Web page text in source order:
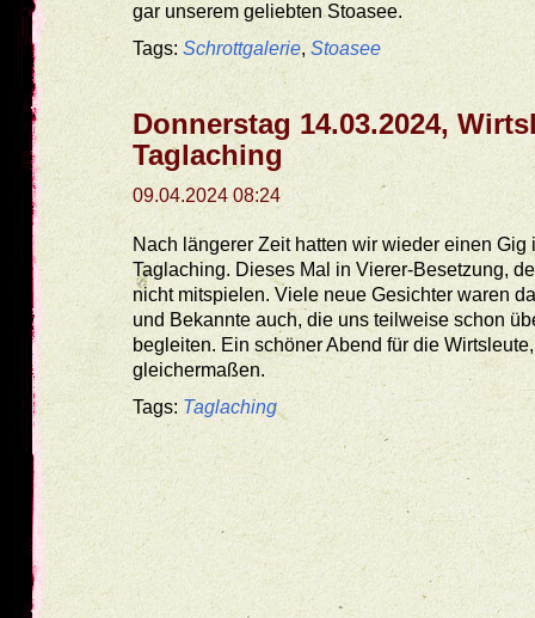
gar unserem geliebten Stoasee.
Tags: Schrottgalerie, Stoasee
Donnerstag 14.03.2024,
Taglaching
09.04.2024 08:24
Nach längerer Zeit hatten wir wieder einen Gig
Taglaching. Dieses Mal in Vierer-Besetzung,
nicht mitspielen. Viele neue Gesichter waren
und Bekannte auch, die uns teilweise schon
begleiten. Ein schöner Abend für die
gleichermaßen.
Tags: Taglaching